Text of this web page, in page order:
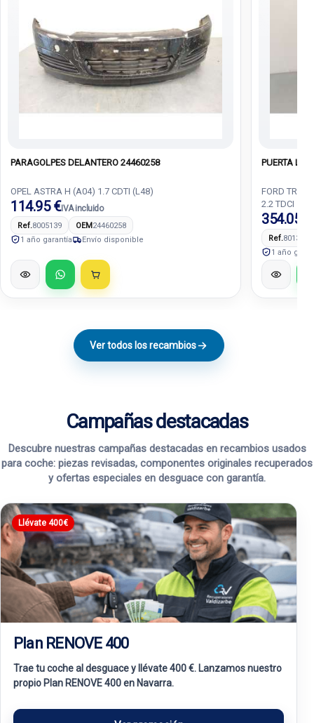
PARAGOLPES DELANTERO 24460258
OPEL ASTRA H (A04) 1.7 CDTI (L48)
114.95 €IVA incluido
Ref.8005139 OEM24460258
1 año garantía
Envío disponible
PUERTA
FORD
2.2 TDCI
354.05 €
Ref.8013683
1 año
Ver todos los recambios
Campañas destacadas
Descubre nuestras campañas destacadas en recambios usados
para coche: piezas revisadas, componentes originales recuperados
y ofertas especiales en desguace con garantía.
Llévate 400€
Plan RENOVE 400
Trae tu coche al desguace y llévate 400 €. Lanzamos nuestro
propio Plan RENOVE 400 en Navarra.